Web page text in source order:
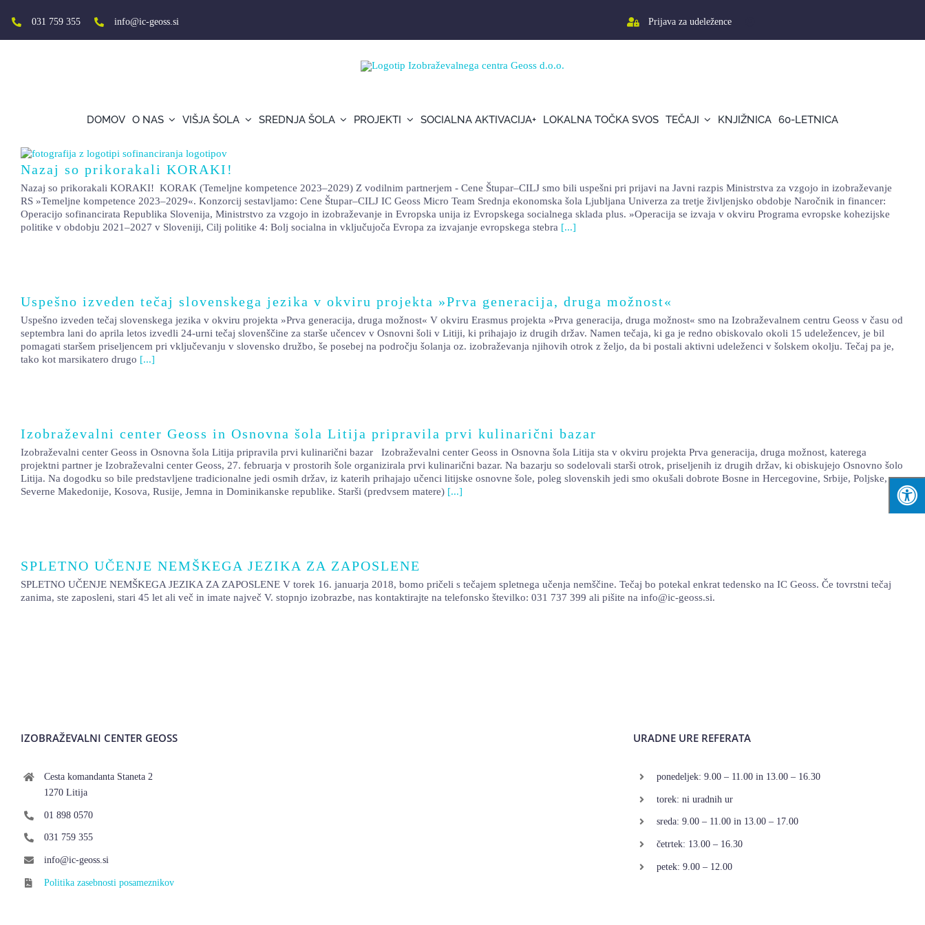
031 759 355 info@ic-geoss.si Prijava za udeležence
DOMOV O NAS VIŠJA ŠOLA SREDNJA ŠOLA PROJEKTI SOCIALNA AKTIVACIJA+ LOKALNA TOČKA SVOS TEČAJI KNJIŽNICA 60-LETNICA
Nazaj so prikorakali KORAKI!
Nazaj so prikorakali KORAKI! KORAK (Temeljne kompetence 2023–2029) Z vodilnim partnerjem - Cene Štupar–CILJ smo bili uspešni pri prijavi na Javni razpis Ministrstva za vzgojo in izobraževanje
RS »Temeljne kompetence 2023–2029«. Konzorcij sestavljamo: Cene Štupar–CILJ IC Geoss Micro Team Srednja ekonomska šola Ljubljana Univerza za tretje življenjsko obdobje Naročnik in financer:
Operacijo sofinancirata Republika Slovenija, Ministrstvo za vzgojo in izobraževanje in Evropska unija iz Evropskega socialnega sklada plus. »Operacija se izvaja v okviru Programa evropske kohezijske
politike v obdobju 2021–2027 v Sloveniji, Cilj politike 4: Bolj socialna in vključujoča Evropa za izvajanje evropskega stebra [...]
Uspešno izveden tečaj slovenskega jezika v okviru projekta »Prva generacija, druga možnost«
Uspešno izveden tečaj slovenskega jezika v okviru projekta »Prva generacija, druga možnost« V okviru Erasmus projekta »Prva generacija, druga možnost« smo na Izobraževalnem centru Geoss v času od
septembra lani do aprila letos izvedli 24-urni tečaj slovenščine za starše učencev v Osnovni šoli v Litiji, ki prihajajo iz drugih držav. Namen tečaja, ki ga je redno obiskovalo okoli 15 udeležencev, je bil
pomagati staršem priseljencem pri vključevanju v slovensko družbo, še posebej na področju šolanja oz. izobraževanja njihovih otrok z željo, da bi postali aktivni udeleženci v šolskem okolju. Tečaj pa je,
tako kot marsikatero drugo [...]
Izobraževalni center Geoss in Osnovna šola Litija pripravila prvi kulinarični bazar
Izobraževalni center Geoss in Osnovna šola Litija pripravila prvi kulinarični bazar Izobraževalni center Geoss in Osnovna šola Litija sta v okviru projekta Prva generacija, druga možnost, katerega
projektni partner je Izobraževalni center Geoss, 27. februarja v prostorih šole organizirala prvi kulinarični bazar. Na bazarju so sodelovali starši otrok, priseljenih iz drugih držav, ki obiskujejo Osnovno šolo
Litija. Na dogodku so bile predstavljene tradicionalne jedi osmih držav, iz katerih prihajajo učenci litijske osnovne šole, poleg slovenskih jedi smo okušali dobrote Bosne in Hercegovine, Srbije, Poljske,
Severne Makedonije, Kosova, Rusije, Jemna in Dominikanske republike. Starši (predvsem matere) [...]
SPLETNO UČENJE NEMŠKEGA JEZIKA ZA ZAPOSLENE
SPLETNO UČENJE NEMŠKEGA JEZIKA ZA ZAPOSLENE V torek 16. januarja 2018, bomo pričeli s tečajem spletnega učenja nemščine. Tečaj bo potekal enkrat tedensko na IC Geoss. Če tovrstni tečaj
zanima, ste zaposleni, stari 45 let ali več in imate največ V. stopnjo izobrazbe, nas kontaktirajte na telefonsko številko: 031 737 399 ali pišite na info@ic-geoss.si.
IZOBRAŽEVALNI CENTER GEOSS
Cesta komandanta Staneta 2
1270 Litija
01 898 0570
031 759 355
info@ic-geoss.si
Politika zasebnosti posameznikov
URADNE URE REFERATA
ponedeljek: 9.00 – 11.00 in 13.00 – 16.30
torek: ni uradnih ur
sreda: 9.00 – 11.00 in 13.00 – 17.00
četrtek: 13.00 – 16.30
petek: 9.00 – 12.00